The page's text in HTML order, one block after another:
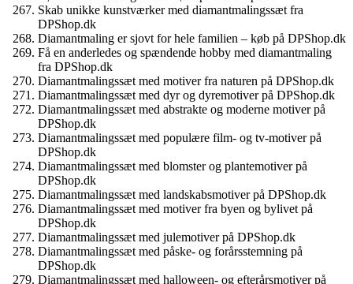
Skab unikke kunstværker med diamantmalingssæt fra
DPShop.dk
Diamantmaling er sjovt for hele familien – køb på DPShop.dk
Få en anderledes og spændende hobby med diamantmaling
fra DPShop.dk
Diamantmalingssæt med motiver fra naturen på DPShop.dk
Diamantmalingssæt med dyr og dyremotiver på DPShop.dk
Diamantmalingssæt med abstrakte og moderne motiver på
DPShop.dk
Diamantmalingssæt med populære film- og tv-motiver på
DPShop.dk
Diamantmalingssæt med blomster og plantemotiver på
DPShop.dk
Diamantmalingssæt med landskabsmotiver på DPShop.dk
Diamantmalingssæt med motiver fra byen og bylivet på
DPShop.dk
Diamantmalingssæt med julemotiver på DPShop.dk
Diamantmalingssæt med påske- og forårsstemning på
DPShop.dk
Diamantmalingssæt med halloween- og efterårsmotiver på